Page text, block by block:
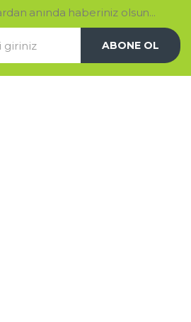
anında haberiniz olsun...
ABONE OL